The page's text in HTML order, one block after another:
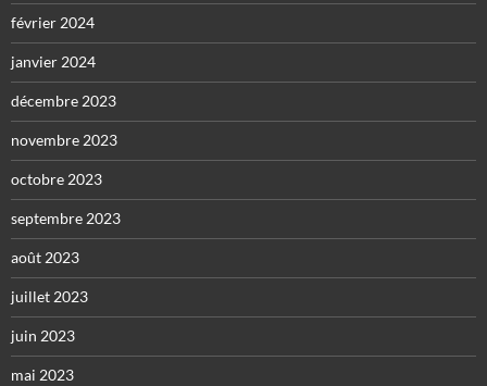
février 2024
janvier 2024
décembre 2023
novembre 2023
octobre 2023
septembre 2023
août 2023
juillet 2023
juin 2023
mai 2023